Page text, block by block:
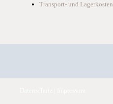
Transport- und Lagerkosten